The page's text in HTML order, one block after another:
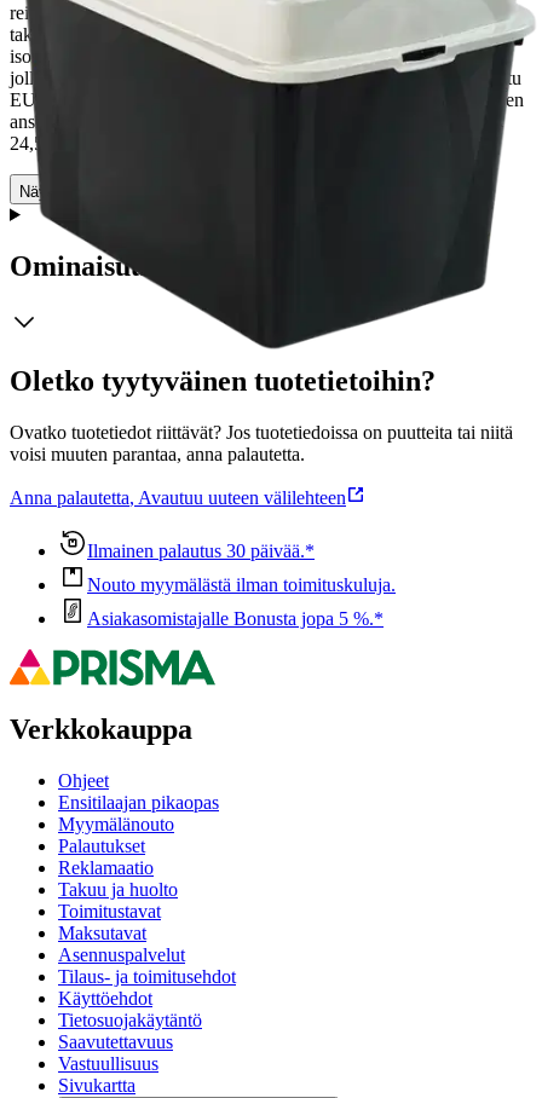
reikien ansiosta kissan myös tassuissa kulkeutuva hiekka putoaa
takaisin vessaan. Suuaukko on reilun kokoinen, joten siitä mahtuu
isompikin kissa. Korkeaseinäinen vessa on kätevä myös kissalle,
jolla on taipumusta merkkailla korkealle vessan seinille. Valmistettu
EU:ssa.
Kissanhiekkalaatikko on helppo siivota irrotettavan kannen
ansiosta. Mitat: 57x39 cm, korkeus 40 cm. Kulkuaukon suuruus
24,5x23,5 cm.
Näytä lisää
Ominaisuudet
Oletko tyytyväinen tuotetietoihin?
Ovatko tuotetiedot riittävät? Jos tuotetiedoissa on puutteita tai niitä
voisi muuten parantaa, anna palautetta.
Anna palautetta, Avautuu uuteen välilehteen
Ilmainen palautus 30 päivää.*
Nouto myymälästä ilman toimituskuluja.
Asiakasomistajalle Bonusta jopa 5 %.*
Verkkokauppa
Ohjeet
Ensitilaajan pikaopas
Myymälänouto
Palautukset
Reklamaatio
Takuu ja huolto
Toimitustavat
Maksutavat
Asennuspalvelut
Tilaus- ja toimitusehdot
Käyttöehdot
Tietosuojakäytäntö
Saavutettavuus
Vastuullisuus
Sivukartta